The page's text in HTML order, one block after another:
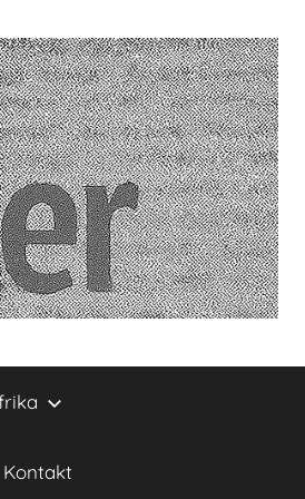
Kontakt